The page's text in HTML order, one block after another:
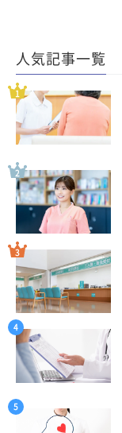
人気記事一覧